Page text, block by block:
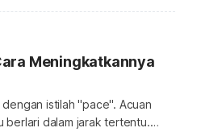
tidak bungkuk Apakah bisa
Meningkatkannya
istilah "pace". Acuan
berlari dalam jarak tertentu.